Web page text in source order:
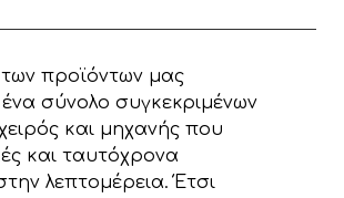
προϊόντων μας
ένα σύνολο συγκεκριμένων
και μηχανής που
και ταυτόχρονα
λεπτομέρεια. Έτσι